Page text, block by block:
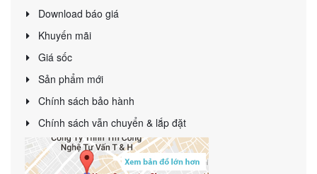
Download báo giá
Khuyến mãi
Giá sốc
Sản phẩm mới
Chính sách bảo hành
Chính sách vẫn chuyển & lắp đặt